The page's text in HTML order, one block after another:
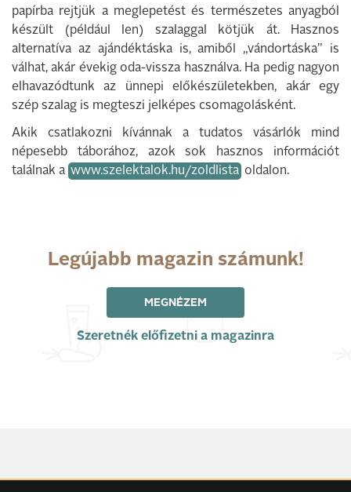
papírba rejtjük a meglepetést és természetes anyagból
készült (például len) szalaggal kötjük át. Hasznos
alternatíva az ajándéktáska is, amiből „vándortáska” is
válhat, akár évekig oda-vissza használva. Ha pedig nagyon
elhavazódtunk az ünnepi előkészületekben, akár egy
szép szalag is megteszi jelképes csomagolásként.
Akik csatlakozni kívánnak a tudatos vásárlók mind
népesebb táborához, azok sok hasznos információt
találnak a www.szelektalok.hu/zoldlista oldalon.
Legújabb magazin számunk!
MEGNÉZEM
Szeretnék előfizetni a magazinra